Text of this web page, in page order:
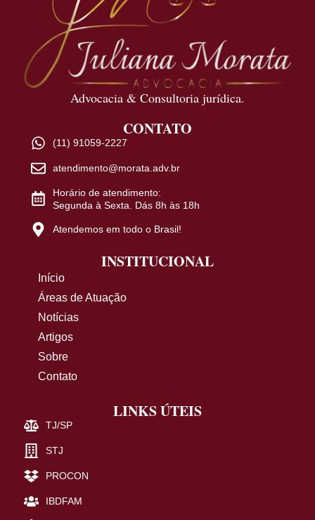
Advocacia & Consultoria jurídica.
CONTATO
(11) 91059-2227
atendimento@morata.adv.br
Horário de atendimento:
Segunda à Sexta. Dás 8h às 18h
Atendemos em todo o Brasil!
INSTITUCIONAL
Início
Áreas de Atuação
Notícias
Artigos
Sobre
Contato
LINKS ÚTEIS
TJ/SP
STJ
PROCON
IBDFAM